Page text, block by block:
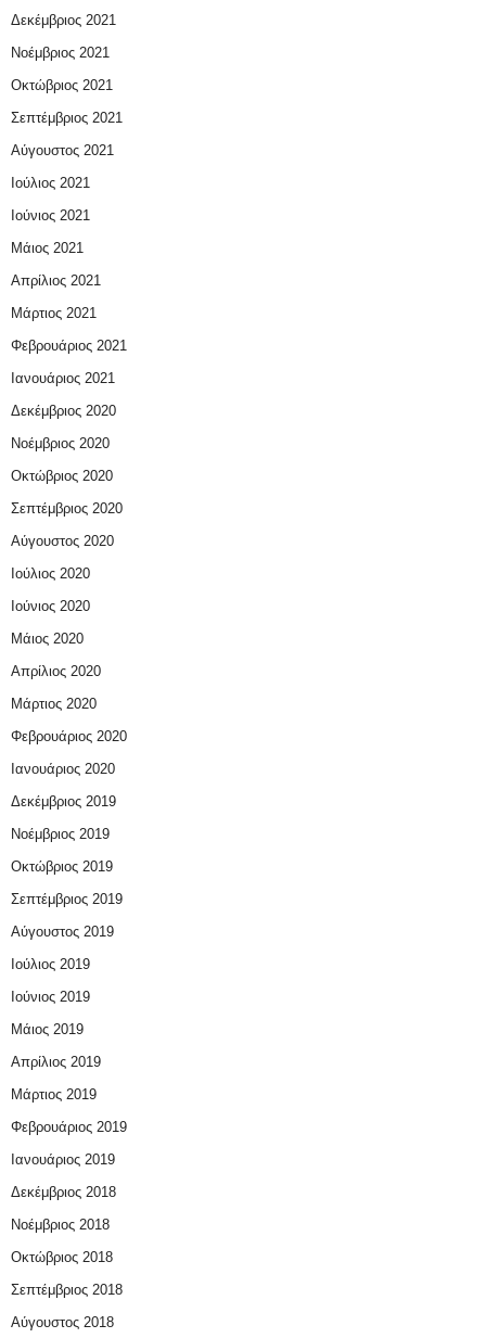
Δεκέμβριος 2021
Νοέμβριος 2021
Οκτώβριος 2021
Σεπτέμβριος 2021
Αύγουστος 2021
Ιούλιος 2021
Ιούνιος 2021
Μάιος 2021
Απρίλιος 2021
Μάρτιος 2021
Φεβρουάριος 2021
Ιανουάριος 2021
Δεκέμβριος 2020
Νοέμβριος 2020
Οκτώβριος 2020
Σεπτέμβριος 2020
Αύγουστος 2020
Ιούλιος 2020
Ιούνιος 2020
Μάιος 2020
Απρίλιος 2020
Μάρτιος 2020
Φεβρουάριος 2020
Ιανουάριος 2020
Δεκέμβριος 2019
Νοέμβριος 2019
Οκτώβριος 2019
Σεπτέμβριος 2019
Αύγουστος 2019
Ιούλιος 2019
Ιούνιος 2019
Μάιος 2019
Απρίλιος 2019
Μάρτιος 2019
Φεβρουάριος 2019
Ιανουάριος 2019
Δεκέμβριος 2018
Νοέμβριος 2018
Οκτώβριος 2018
Σεπτέμβριος 2018
Αύγουστος 2018